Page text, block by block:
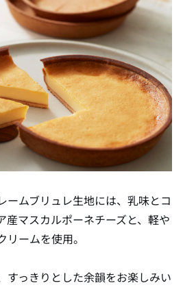
ームブリュレ生地には、乳味とコ
産マスカルポーネチーズと、軽や
ームを使用。
すっきりとした余韻をお楽しみい